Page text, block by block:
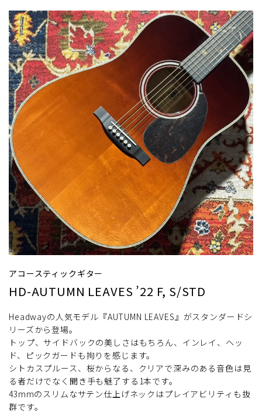
アコースティックギター
HD-AUTUMN LEAVES ’22 F, S/STD
Headwayの人気モデル『AUTUMN LEAVES』がスタンダードシ
リーズから登場。
トップ、サイドバックの美しさはもちろん、インレイ、ヘッ
ド、ピックガードも拘りを感じます。
シトカスプルース、桜からなる、クリアで深みのある音色は見
る者だけでなく聞き手も魅了する1本です。
43mmのスリムなサテン仕上げネックはプレイアビリティも抜
群です。